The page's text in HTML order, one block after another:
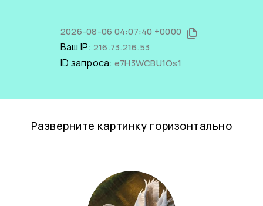
2026-08-06 04:07:40 +0000
Ваш IP: 216.73.216.53
ID запроса: e7H3WCBU1Os1
Разверните картинку горизонтально